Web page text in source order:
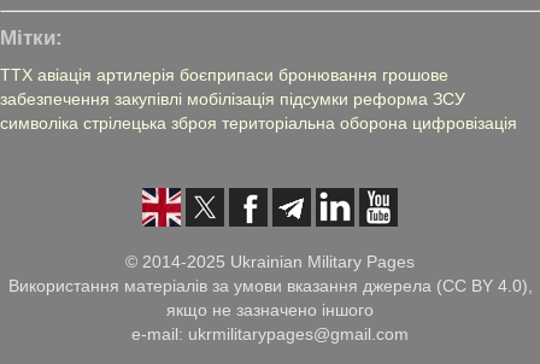
Мітки:
ТТХ авіація артилерія боєприпаси бронювання грошове
забезпечення закупівлі мобілізація підсумки реформа ЗСУ
символіка стрілецька зброя територіальна оборона цифровізація
© 2014-2025 Ukrainian Military Pages
Використання матеріалів за умови вказання джерела (CC BY 4.0),
якщо не зазначено іншого
e-mail: ukrmilitarypages@gmail.com